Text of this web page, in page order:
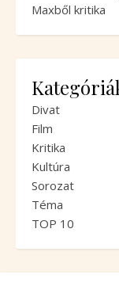
Maxből kritika
Divat
Film
Kritika
Kultúra
Sorozat
Téma
TOP 10